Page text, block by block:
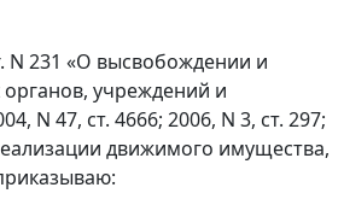
N 231 «О высвобождении и
учреждений и
N 47, ст. 4666; 2006, N 3, ст. 297;
движимого имущества,